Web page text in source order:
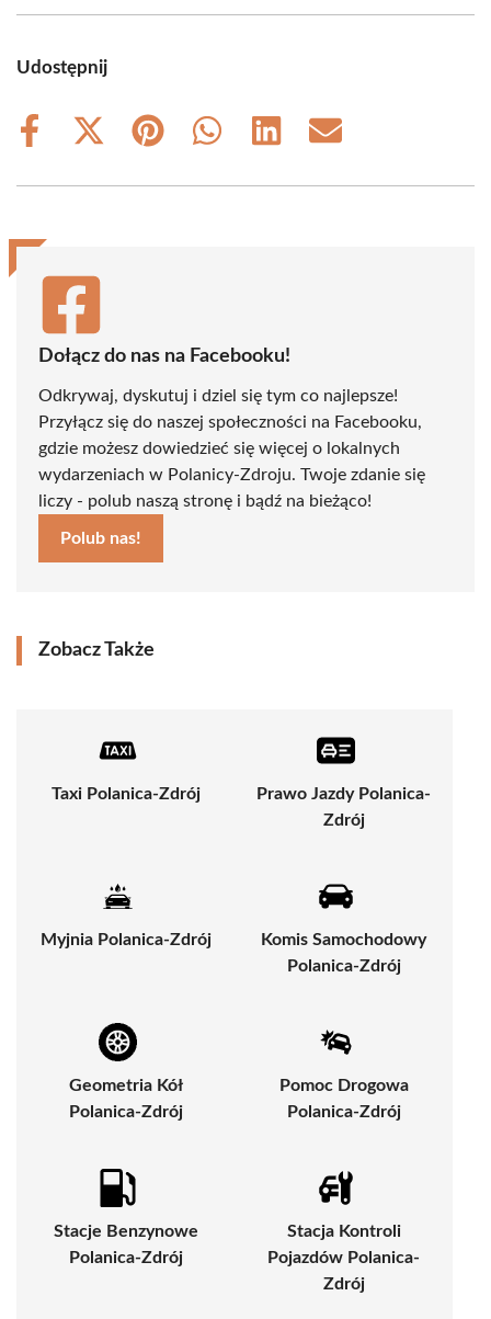
Udostępnij
Share
Share
(Twitter)
Share
Share
Share
Share
Dołącz do nas na Facebooku!
Odkrywaj, dyskutuj i dziel się tym co najlepsze!
Przyłącz się do naszej społeczności na Facebooku,
gdzie możesz dowiedzieć się więcej o lokalnych
wydarzeniach w Polanicy-Zdroju. Twoje zdanie się
liczy - polub naszą stronę i bądź na bieżąco!
Polub nas!
Zobacz Także
Taxi Polanica-Zdrój
Prawo Jazdy Polanica-
Zdrój
Myjnia Polanica-Zdrój
Komis Samochodowy
Polanica-Zdrój
Geometria Kół
Polanica-Zdrój
Pomoc Drogowa
Polanica-Zdrój
Stacje Benzynowe
Polanica-Zdrój
Stacja Kontroli
Pojazdów Polanica-
Zdrój